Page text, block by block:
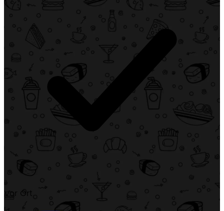
Vor Ort